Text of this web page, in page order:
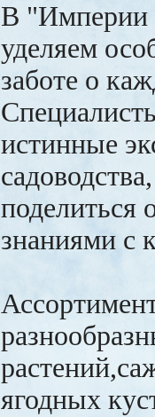
В "Империи
уделяем
заботе о
истинные
поделиться
знаниями с
ягодных